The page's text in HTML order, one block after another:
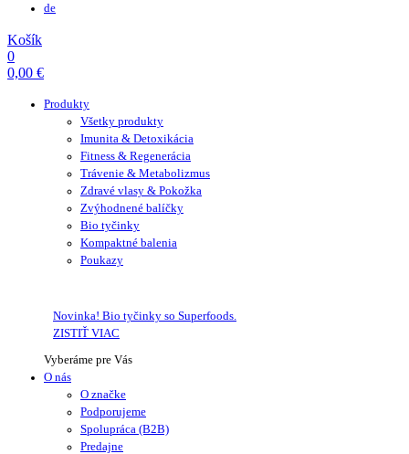
de
Košík
0
0,00 €
Produkty
Všetky produkty
Imunita & Detoxikácia
Fitness & Regenerácia
Trávenie & Metabolizmus
Zdravé vlasy & Pokožka
Zvýhodnené balíčky
Bio tyčinky
Kompaktné balenia
Poukazy
Novinka! Bio tyčinky so Superfoods.
ZISTIŤ VIAC
Vyberáme pre Vás
O nás
O značke
Podporujeme
Spolupráca (B2B)
Predajne